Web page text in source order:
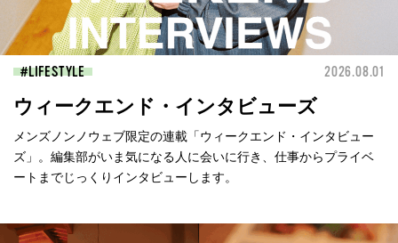
LIFESTYLE 2026.08.01
ウィークエンド・インタビューズ
メンズノンノウェブ限定の連載「ウィークエンド・インタビュー
ズ」。編集部がいま気になる人に会いに行き、仕事からプライベ
ートまでじっくりインタビューします。